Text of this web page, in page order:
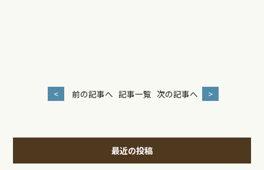
< 前の記事へ 記事一覧 次の記事へ >
最近の投稿